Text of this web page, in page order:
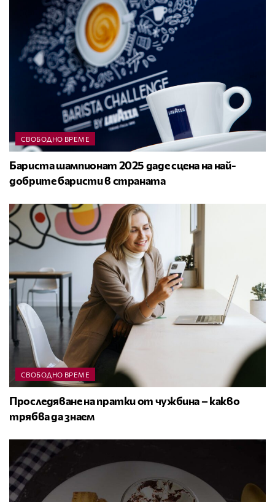
СВОБОДНО ВРЕМЕ
Бариста шампионат 2025 даде сцена на най-
добрите баристи в страната
СВОБОДНО ВРЕМЕ
Проследяване на пратки от чужбина – какво
трябва да знаем